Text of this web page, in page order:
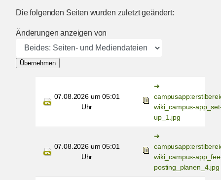
Die folgenden Seiten wurden zuletzt geändert:
Änderungen anzeigen von
Übernehmen
07.08.2026 um 05:01
Uhr
wiki_campus-
up_1.jpg
07.08.2026 um 05:01
Uhr
wiki_campus-
posting_planen_4.jpg